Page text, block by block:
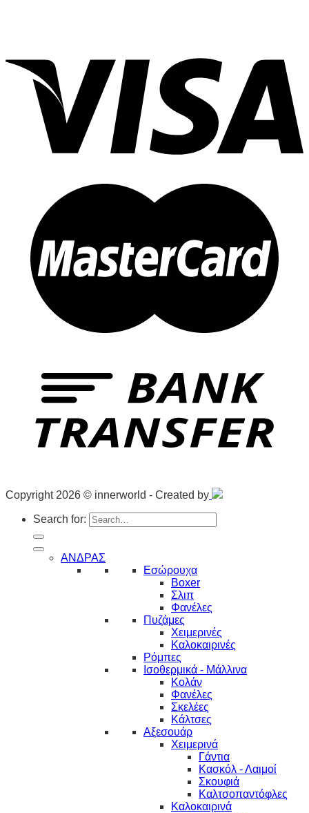
Copyright 2026 © innerworld - Created by
Search for:
ΑΝΔΡΑΣ
Εσώρουχα
Boxer
Σλιπ
Φανέλες
Πυζάμες
Χειμερινές
Καλοκαιρινές
Ρόμπες
Ισοθερμικά - Μάλλινα
Κολάν
Φανέλες
Σκελέες
Κάλτσες
Αξεσουάρ
Χειμερινά
Γάντια
Κασκόλ - Λαιμοί
Σκουφιά
Καλτσοπαντόφλες
Καλοκαιρινά